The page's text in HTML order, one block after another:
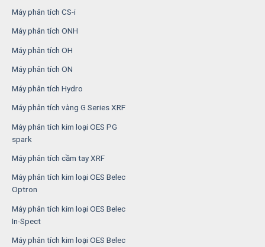
Máy phân tích CS-i
Máy phân tích ONH
Máy phân tích OH
Máy phân tích ON
Máy phân tích Hydro
Máy phân tích vàng G Series XRF
Máy phân tích kim loại OES PG
spark
Máy phân tích cầm tay XRF
Máy phân tích kim loại OES Belec
Optron
Máy phân tích kim loại OES Belec
In-Spect
Máy phân tích kim loại OES Belec